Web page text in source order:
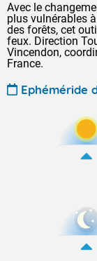
Avec le
plus vulnérables
des forêts, cet
feux. Direction
Vincendon,
France.
Ephéméride